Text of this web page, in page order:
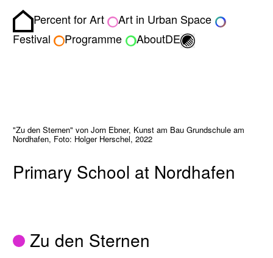
Homepage
Percent for Art
Art in Urban Space
Festival
Programme AboutDE Toggle light/dark
"Zu den Sternen" von Jorn Ebner, Kunst am Bau Grundschule am
Nordhafen, Foto: Holger Herschel, 2022
Primary School at Nordhafen
Zu den Sternen